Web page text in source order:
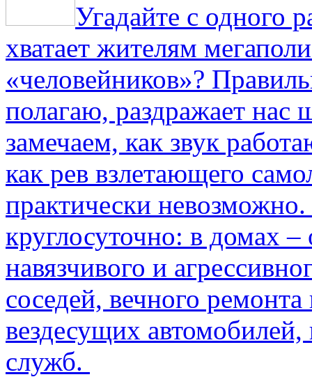
Угадайте с одного
хватает жителям
«человейников»?
полагаю, раздражает нас
замечаем, как звук
как рев взлетающего
практически
круглосуточно: в домах
навязчивого и
соседей, вечного
вездесущих
служб.